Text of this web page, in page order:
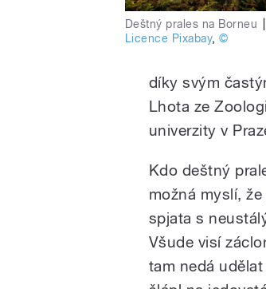
Deštný prales na Borneu
Licence Pixabay,©
díky svým
Lhota ze
univerzity v
Kdo deštný
možná myslí,
spjata s
Všude visí
tam nedá